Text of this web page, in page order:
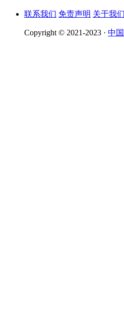
联系我们 免责声明 关于我们
Copyright © 2021-2023 · 中